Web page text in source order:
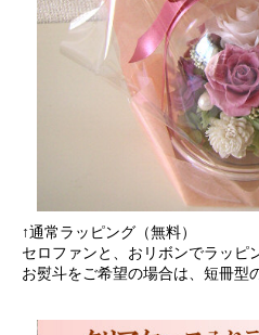
↑通常ラッピング（無料）
セロファンと、おリボンでラッピ
お熨斗をご希望の場合は、短冊型